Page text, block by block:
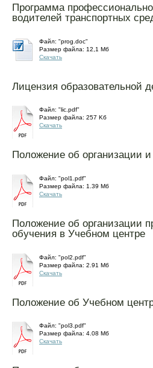
Программа
водителей транспортных
Файл: "prog.doc"
Размер файла: 12,1 Mб
Скачать
Лицензия образовательной
Файл: "lic.pdf"
Размер файла: 257 Kб
Скачать
Положение об организации
Файл: "pol1.pdf"
Размер файла: 1.39 Mб
Скачать
Положение об организации
обучения в Учебном центре
Файл: "pol2.pdf"
Размер файла: 2.91 Mб
Скачать
Положение об Учебном
Файл: "pol3.pdf"
Размер файла: 4.08 Mб
Скачать